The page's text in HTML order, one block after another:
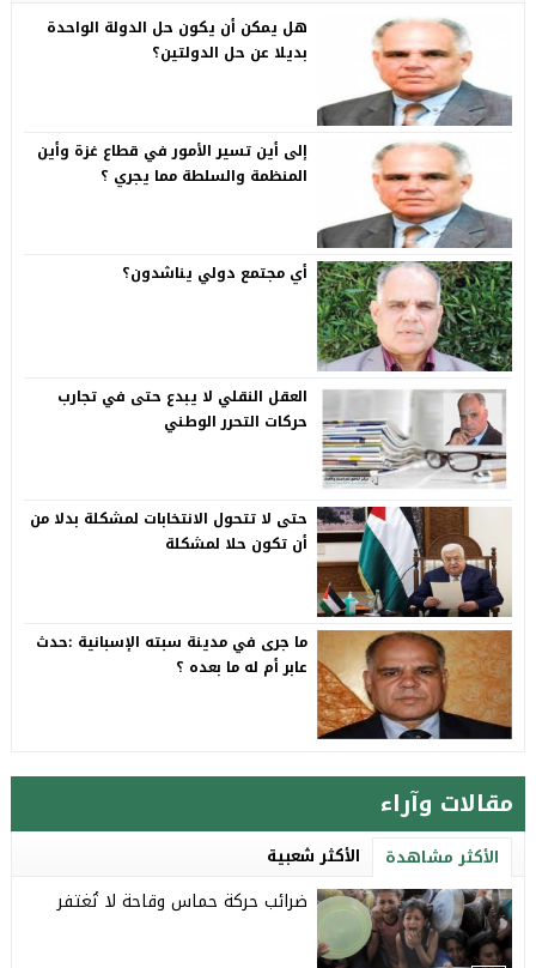
هل يمكن أن يكون حل الدولة الواحدة
بديلا عن حل الدولتين؟
إلى أين تسير الأمور في قطاع غزة وأين
المنظمة والسلطة مما يجري ؟
أي مجتمع دولي يناشدون؟
العقل النقلي لا يبدع حتى في تجارب
حركات التحرر الوطني
حتى لا تتحول الانتخابات لمشكلة بدلا من
أن تكون حلا لمشكلة
ما جرى في مدينة سبته الإسبانية :حدث
عابر أم له ما بعده ؟
مقالات وآراء
الأكثر مشاهدة الأكثر شعبية
ضرائب حركة حماس وقاحة لا تُغتفر